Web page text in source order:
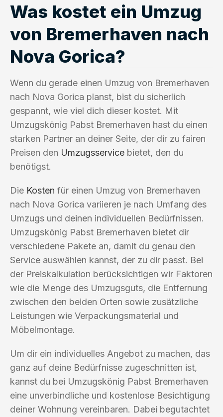
Was kostet ein Umzug
von Bremerhaven nach
Nova Gorica?
Wenn du gerade einen Umzug von Bremerhaven
nach Nova Gorica planst, bist du sicherlich
gespannt, wie viel dich dieser kostet. Mit
Umzugskönig Pabst Bremerhaven hast du einen
starken Partner an deiner Seite, der dir zu fairen
Preisen den Umzugsservice bietet, den du
benötigst.
Die Kosten für einen Umzug von Bremerhaven
nach Nova Gorica variieren je nach Umfang des
Umzugs und deinen individuellen Bedürfnissen.
Umzugskönig Pabst Bremerhaven bietet dir
verschiedene Pakete an, damit du genau den
Service auswählen kannst, der zu dir passt. Bei
der Preiskalkulation berücksichtigen wir Faktoren
wie die Menge des Umzugsguts, die Entfernung
zwischen den beiden Orten sowie zusätzliche
Leistungen wie Verpackungsmaterial und
Möbelmontage.
Um dir ein individuelles Angebot zu machen, das
ganz auf deine Bedürfnisse zugeschnitten ist,
kannst du bei Umzugskönig Pabst Bremerhaven
eine unverbindliche und kostenlose Besichtigung
deiner Wohnung vereinbaren. Dabei begutachtet